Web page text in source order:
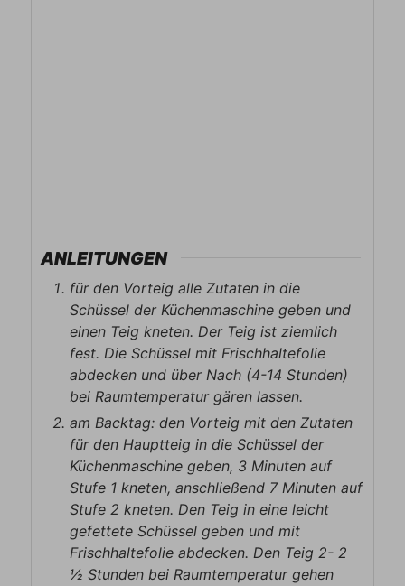
ANLEITUNGEN
für den Vorteig alle Zutaten in die
Schüssel der Küchenmaschine geben und
einen Teig kneten. Der Teig ist ziemlich
fest. Die Schüssel mit Frischhaltefolie
abdecken und über Nach (4-14 Stunden)
bei Raumtemperatur gären lassen.
am Backtag: den Vorteig mit den Zutaten
für den Hauptteig in die Schüssel der
Küchenmaschine geben, 3 Minuten auf
Stufe 1 kneten, anschließend 7 Minuten auf
Stufe 2 kneten. Den Teig in eine leicht
gefettete Schüssel geben und mit
Frischhaltefolie abdecken. Den Teig 2- 2
½ Stunden bei Raumtemperatur gehen